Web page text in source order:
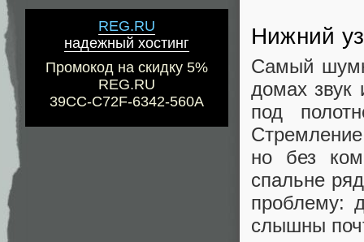
REG.RU
надежный хостинг
Промокод на скидку 5%
REG.RU
39CC-C72F-6342-560A
Нижний
Самый
домах
под
но без
спальне
проблему:
слышны